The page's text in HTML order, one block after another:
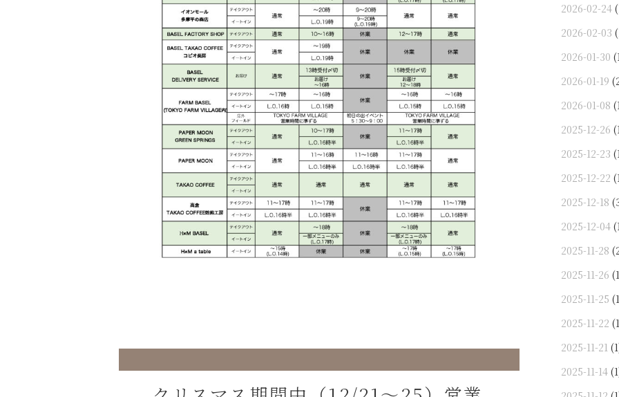
2026-02-24
2026-02-03
2026-01-30
2026-01-19
2026-01-08
2025-12-26
2025-12-23
2025-12-22
2025-12-18
2025-12-04
2025-11-28
2025-11-26
2025-11-25
2025-11-22
2025-11-21
2025-11-14